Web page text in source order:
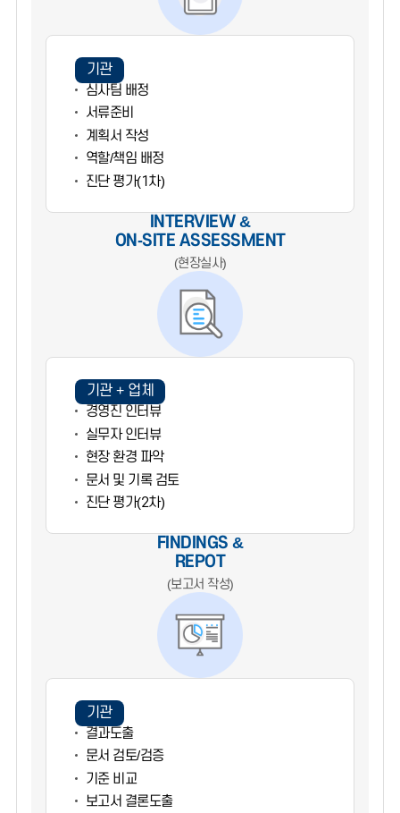
기관
심사팀 배정
서류준비
계획서 작성
역할/책임 배정
진단 평가(1차)
INTERVIEW &
ON-SITE ASSESSMENT
(현장실사)
기관 + 업체
경영진 인터뷰
실무자 인터뷰
현장 환경 파악
문서 및 기록 검토
진단 평가(2차)
FINDINGS &
REPOT
(보고서 작성)
기관
결과도출
문서 검토/검증
기준 비교
보고서 결론도출